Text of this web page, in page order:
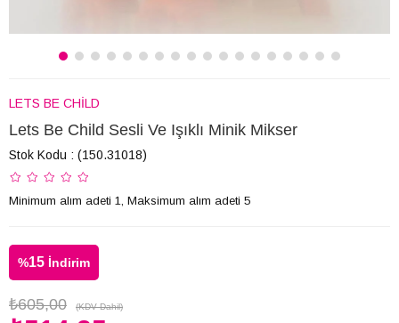
LETS BE CHİLD
Lets Be Child Sesli Ve Işıklı Minik Mikser
Stok Kodu (150.31018)
Minimum alım adeti 1, Maksimum alım adeti 5
%15 İndirim
₺605,00 (KDV Dahil)